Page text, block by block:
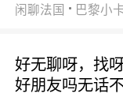
闲聊法国
好无聊呀，找
好朋友吗无话不